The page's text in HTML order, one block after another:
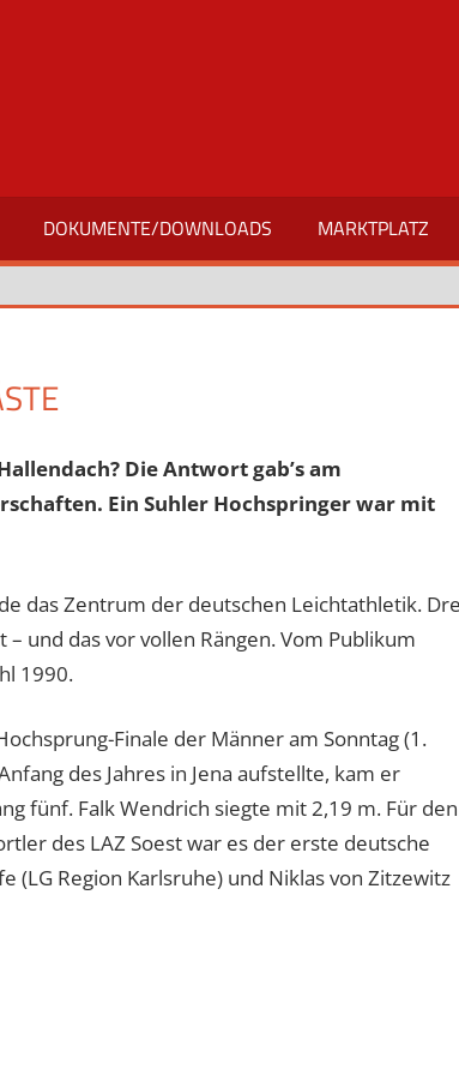
DOKUMENTE/DOWNLOADS MARKTPLATZ
Die Antwort gab’s am
Ein Suhler Hochspringer war mit
das Zentrum der deutschen Leichtathletik.
und das vor vollen Rängen. Vom Publikum
1990.
Finale der Männer am Sonntag (1.
des Jahres in Jena aufstellte, kam er
fünf. Falk Wendrich siegte mit 2,19 m. Für den
des LAZ Soest war es der erste deutsche
Region Karlsruhe) und Niklas von Zitzewitz